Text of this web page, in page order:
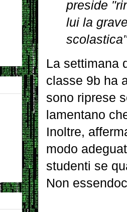
preside
lui la
La settimana
classe 9b ha
sono riprese
lamentano
Inoltre,
modo
studenti se
Non